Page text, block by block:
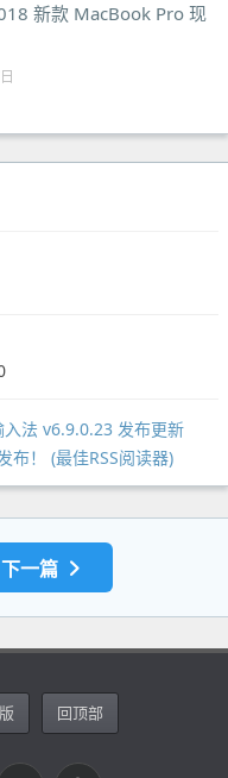
新款 MacBook Pro 现
法 v6.9.0.23 发布更新
！ (最佳RSS阅读器)
下一篇
回顶部